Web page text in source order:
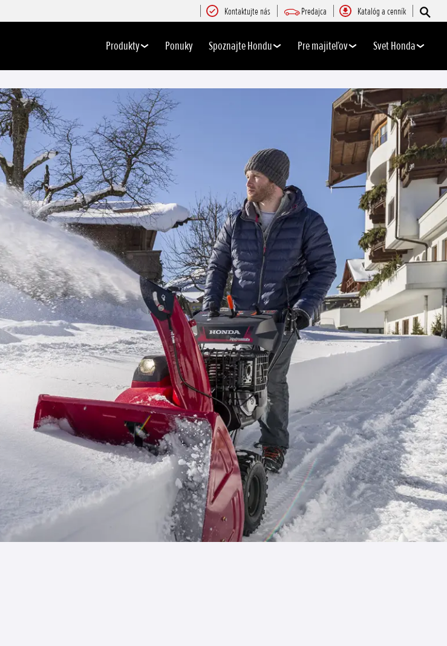
Kontaktujte nás Predajca Katalóg a cenník
Produkty Ponuky Spoznajte Hondu Pre majiteľov Svet Honda